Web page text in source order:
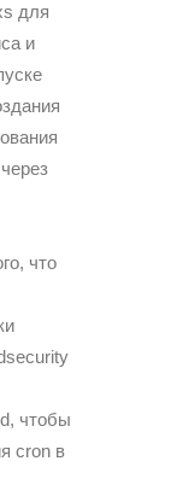
для
и
что
чтобы
cron в